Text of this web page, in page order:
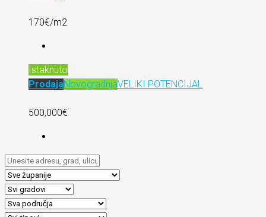
170€/m2
Istaknuto
ProdajaNovogradnjaVELIKI POTENCIJAL
500,000€